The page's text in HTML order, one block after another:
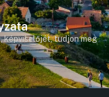
képviselőjét, tudjon meg